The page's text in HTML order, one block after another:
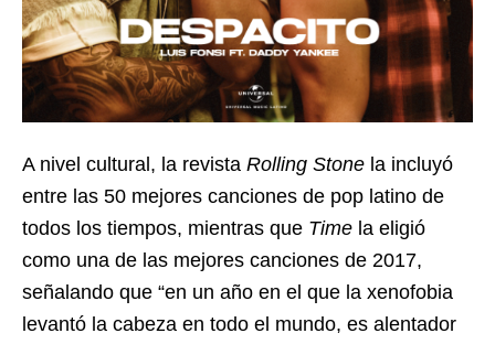
A nivel cultural, la revista Rolling Stone la incluyó
entre las 50 mejores canciones de pop latino de
todos los tiempos, mientras que Time la eligió
como una de las mejores canciones de 2017,
señalando que “en un año en el que la xenofobia
levantó la cabeza en todo el mundo, es alentador